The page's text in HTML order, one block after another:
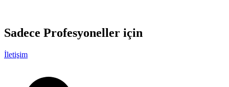
Sadece Profesyoneller için
İletişim